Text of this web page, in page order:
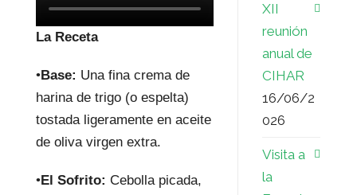
La Receta
•Base: Una fina crema de
harina de trigo (o espelta)
tostada ligeramente en aceite
de oliva virgen extra.
•El Sofrito: Cebolla picada,
XII
reunión
anual de
CIHAR
16/06/2
026
Visita a
la